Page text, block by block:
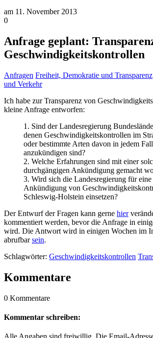
am 11. November 2013
0
Anfrage geplant:
Geschwindigkeitskontrollen
Anfragen Freiheit, Demokratie und Transparenz
und Verkehr
Ich habe zur Transparenz von
kleine Anfrage entworfen:
1. Sind der Landesregierung
denen Geschwindigkeitskontrollen im
oder bestimmte Arten davon in jedem Fall
anzukündigen sind?
2. Welche Erfahrungen sind mit einer
durchgängigen Ankündigung gemacht
3. Wird sich die Landesregierung für
Ankündigung von
Schleswig-Holstein einsetzen?
Der Entwurf der Fragen kann gerne hier
kommentiert werden, bevor die Anfrage in
wird. Die Antwort wird in einigen Wochen im
abrufbarsein.
Schlagwörter: Geschwindigkeitskontrollen
Kommentare
0 Kommentare
Kommentar schreiben: